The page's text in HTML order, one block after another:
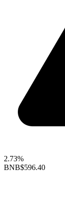
2.73%
BNB$596.40